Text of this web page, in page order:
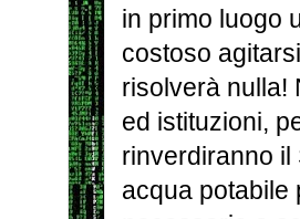
in primo luogo
costoso
risolverà nulla!
ed istituzioni,
rinverdiranno il
acqua potabile